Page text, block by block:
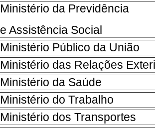
Ministério da Previdência
e Assistência Social
Ministério Público da União
Ministério das Relações
Ministério da Saúde
Ministério do Trabalho
Ministério dos Transportes